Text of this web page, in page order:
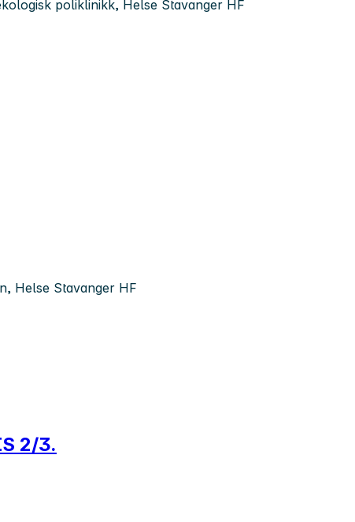
poliklinikk, Helse Stavanger HF
Helse Stavanger HF
2/3.